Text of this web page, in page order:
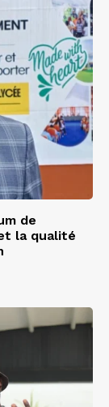
de
la qualité